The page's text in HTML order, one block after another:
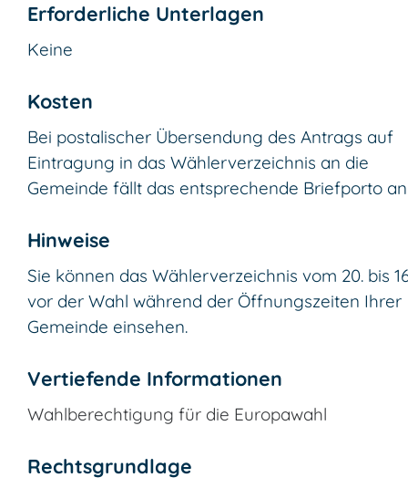
Erforderliche Unterlagen
Keine
Kosten
Bei postalischer Übersendung des Antrags auf
Eintragung in das Wählerverzeichnis an die
Gemeinde fällt das entsprechende Briefporto
Hinweise
Sie können das Wählerverzeichnis vom 20. bis
vor der Wahl während der Öffnungszeiten Ihrer
Gemeinde einsehen.
Vertiefende Informationen
Wahlberechtigung für die Europawahl
Rechtsgrundlage